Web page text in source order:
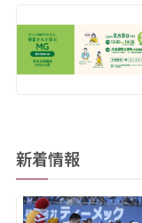
新着情報